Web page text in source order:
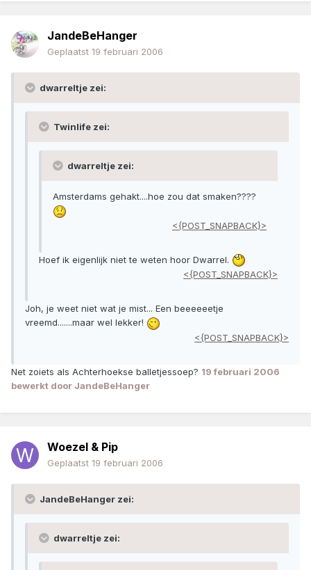
JandeBeHanger
Geplaatst 19 februari 2006
dwarreltje zei:
Twinlife zei:
dwarreltje zei:
Amsterdams gehakt....hoe zou dat smaken????
<{POST_SNAPBACK}>
Hoef ik eigenlijk niet te weten hoor Dwarrel.
<{POST_SNAPBACK}>
Joh, je weet niet wat je mist... Een beeeeeetje
vreemd.......maar wel lekker!
<{POST_SNAPBACK}>
Net zoiets als Achterhoekse balletjessoep? 19 februari 2006
bewerkt door JandeBeHanger
Woezel & Pip
Geplaatst 19 februari 2006
JandeBeHanger zei:
dwarreltje zei: